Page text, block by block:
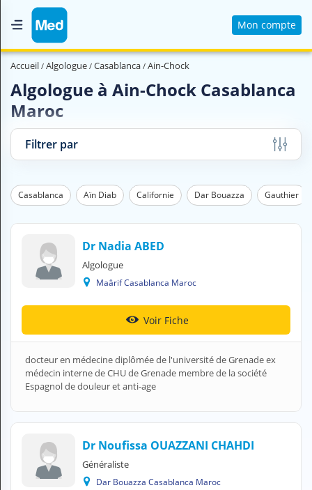
Mon compte
Accueil
Magazine Médical
Nous contacter
V
Professionnel de santé
Pharmacie
Médicament
Questions médicales
Accueil Algologue Casablanca Ain-Chock
Algologue à Ain-Chock Casablanca
Maroc
Filtrer par
Casablanca Aïn Diab Californie Dar Bouazza Gauthier
Dr Nadia ABED
Algologue
Maârif Casablanca Maroc
Voir Fiche
docteur en médecine diplômée de l'université de Grenade ex
médecin interne de CHU de Grenade membre de la société
Espagnol de douleur et anti-age
Dr Noufissa OUAZZANI CHAHDI
Généraliste
Dar Bouazza Casablanca Maroc